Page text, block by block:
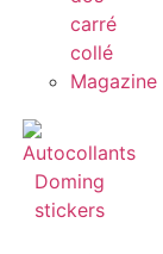
carré
collé
Magazine